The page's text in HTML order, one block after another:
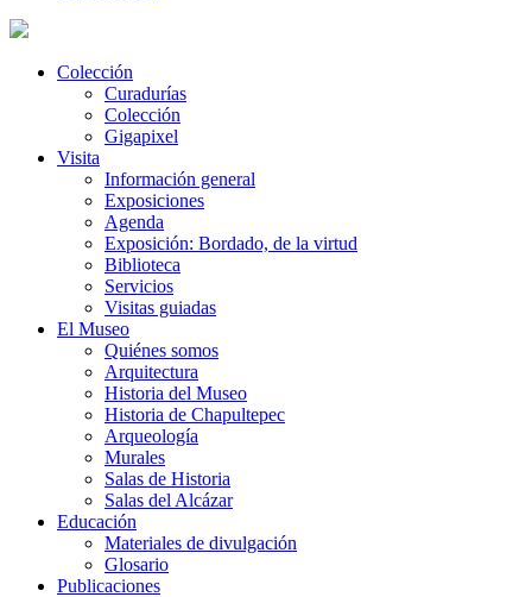
Colección
Curadurías
Colección
Gigapixel
Visita
Información general
Exposiciones
Agenda
Exposición: Bordado, de la virtud
Biblioteca
Servicios
Visitas guiadas
El Museo
Quiénes somos
Arquitectura
Historia del Museo
Historia de Chapultepec
Arqueología
Murales
Salas de Historia
Salas del Alcázar
Educación
Materiales de divulgación
Glosario
Publicaciones